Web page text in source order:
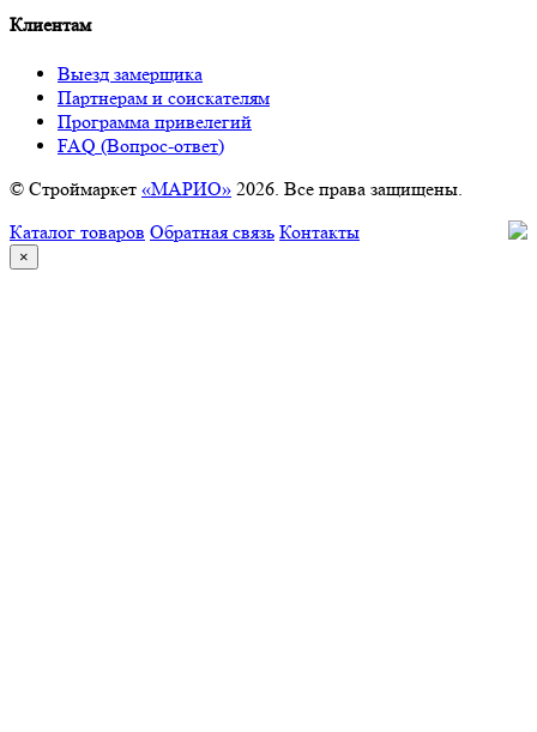
Клиентам
Выезд замерщика
Партнерам и соискателям
Программа привелегий
FAQ (Вопрос-ответ)
© Строймаркет «МАРИО» 2026. Все права защищены.
Каталог товаров Обратная связь Контакты
×